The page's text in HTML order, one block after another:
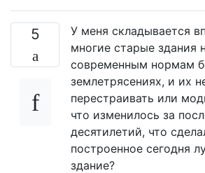
5
У меня складывается
многие старые здания
современным нормам
землетрясениях, и их
перестраивать или
что изменилось за
десятилетий, что
построенное сегодня
здание?